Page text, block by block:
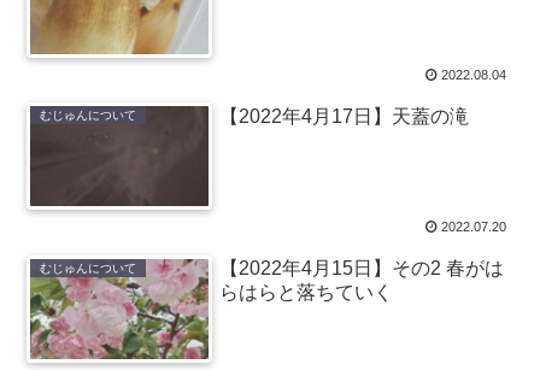
2022.08.04
むじゅんについて 【2022年4月17日】天蓋の滝
2022.07.20
むじゅんについて
【2022年4月15日】その2 春がは
らはらと落ちていく